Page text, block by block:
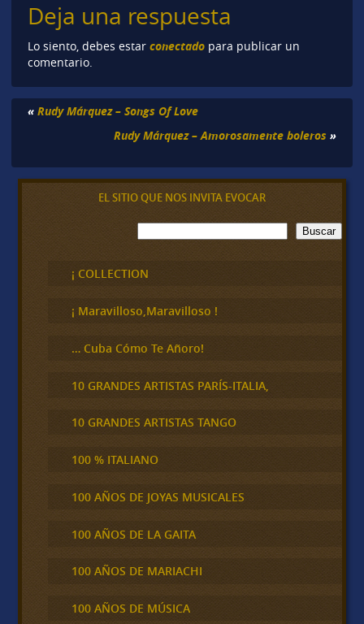
Deja una respuesta
Lo siento, debes estar conectadopara publicar un
comentario.
« Rudy Márquez – Songs Of Love
Rudy Márquez – Amorosamente boleros »
EL SITIO QUE NOS INVITA EVOCAR
B
u
c
a
Buscar
¡ COLLECTION
¡ Maravilloso,Maravilloso !
… Cuba Cómo Te Añoro!
10 GRANDES ARTISTAS PARÍS-ITALIA,
10 GRANDES ARTISTAS TANGO
100 % ITALIANO
100 AÑOS DE JOYAS MUSICALES
100 AÑOS DE LA GAITA
100 AÑOS DE MARIACHI
100 AÑOS DE MÚSICA